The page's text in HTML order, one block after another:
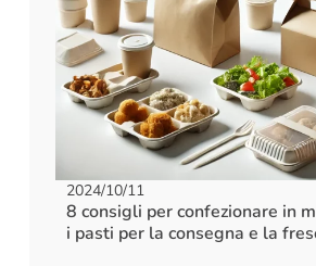
2024/10/11
8 consigli per confezionare in
i pasti per la consegna e la